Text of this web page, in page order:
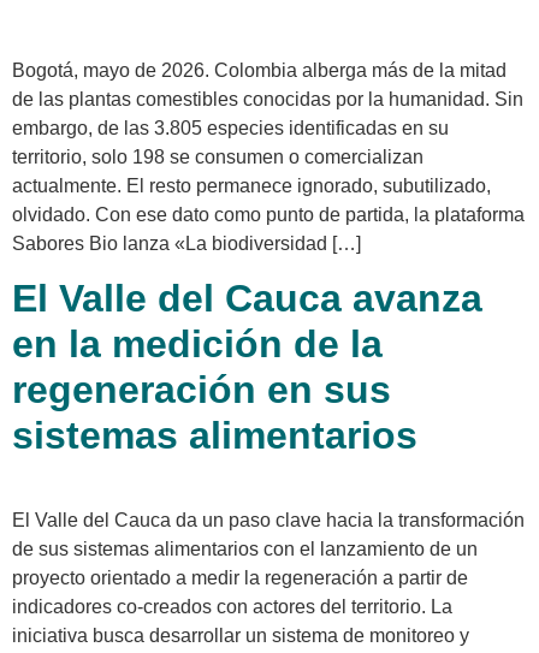
Bogotá, mayo de 2026. Colombia alberga más de la mitad
de las plantas comestibles conocidas por la humanidad. Sin
embargo, de las 3.805 especies identificadas en su
territorio, solo 198 se consumen o comercializan
actualmente. El resto permanece ignorado, subutilizado,
olvidado. Con ese dato como punto de partida, la plataforma
Sabores Bio lanza «La biodiversidad […]
El Valle del Cauca avanza
en la medición de la
regeneración en sus
sistemas alimentarios
El Valle del Cauca da un paso clave hacia la transformación
de sus sistemas alimentarios con el lanzamiento de un
proyecto orientado a medir la regeneración a partir de
indicadores co-creados con actores del territorio. La
iniciativa busca desarrollar un sistema de monitoreo y